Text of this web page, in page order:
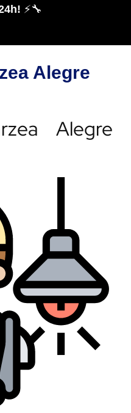
⚡🔧
Alegre
Alegre